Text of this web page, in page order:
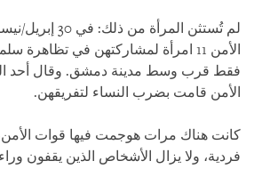
لم تُستثن المرأة
الأمن 11 امرأة لمشاركتهن في تظاهرة
فقط قرب وسط مدينة دمشق. وقال أحد
الأمن قامت بضرب النساء لتفريقهن.
كانت هناك مرات هوجمت فيها قوات
فردية، ولا يزال الأشخاص الذين يقفون